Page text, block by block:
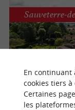
Sauveterre-
En continuant
cookies tiers
Certaines
les